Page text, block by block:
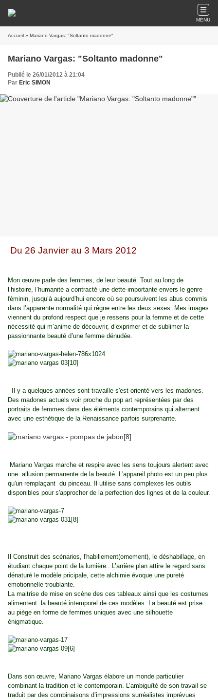
MENU
Accueil » Mariano Vargas: "Soltanto madonne"
Mariano Vargas: "Soltanto madonne"
Publié le 26/01/2012 à 21:04
Par Eric SIMON
Du 26 Janvier au 3 Mars 2012
Mon œuvre parle des femmes, de leur beauté. Tout au long de
l’histoire, l’humanité a contracté une dette importante envers le genre
féminin, jusqu’à aujourd’hui encore où se poursuivent les abus commis
dans l’apparente normalité qui règne entre les deux sexes. Mes images
viennent du profond respect que je ressens pour la femme et de cette
nécessité qui m’anime de découvrir, d’exprimer et de sublimer la
passionnante beauté d’une femme dénudée.
Il y a quelques années sont travaille s'est orienté vers les madones.
Des madones actuels voir proche du pop art représentées par des
portraits de femmes dans des éléments contemporains qui alternent
avec une esthétique de la Renaissance parfois surprenante.
Mariano Vargas marche et respire avec les sens toujours alertent avec
une allusion permanente de la beauté. L'appareil photo est un peu plus
qu'un remplaçant du pinceau. Il utilise sans complexes les outils
disponibles pour s'approcher de la perfection des lignes et de la couleur.
Il Construit des scénarios, l'habillement(ornement), le déshabillage, en
étudiant chaque point de la lumière.. L’arrière plan attire le regard sans
dénaturé le modèle pricipale, cette alchimie évoque une pureté
emotionnelle troublante.
La maitrise de mise en scène des ces tableaux ainsi que les costumes
alimentent la beauté intemporel de ces modèles. La beauté est prise
au piège en forme de femmes uniques avec une silhouette
énigmatique.
Dans son œuvre, Mariano Vargas élabore un monde particulier
combinant la tradition et le contemporain. L’ambiguïté de son travail se
traduit par des combinaisons d’impressions surréalistes imprévues